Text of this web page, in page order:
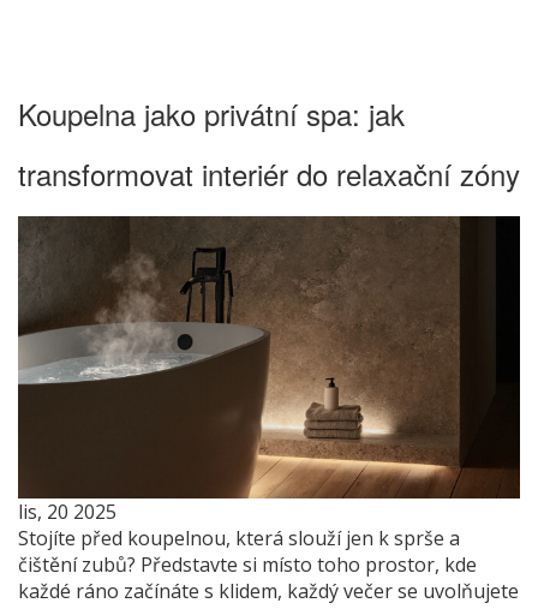
Koupelna jako privátní spa: jak
transformovat interiér do relaxační zóny
lis, 20 2025
Stojíte před koupelnou, která slouží jen k sprše a
čištění zubů? Představte si místo toho prostor, kde
každé ráno začínáte s klidem, každý večer se uvolňujete